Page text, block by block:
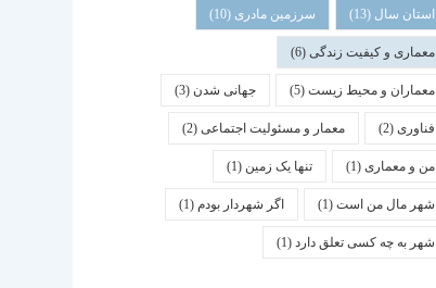
استان سال (13) سرزمین مادری (10)
معماری و کیفیت زندگی(6)
معماران و محیط زیست(5) جهانی شدن (3)
فناوری(2) معمار و مسئولیت اجتماعی(2)
من و معماری(1) تنها یک زمین (1)
شهر مال من است(1) اگر شهردار بودم (1)
شهر به چه کسی تعلق دارد(1)